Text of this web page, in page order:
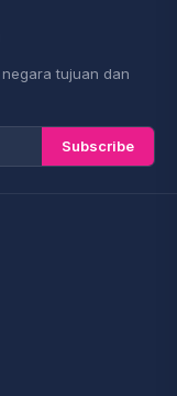
tujuan dan
Subscribe